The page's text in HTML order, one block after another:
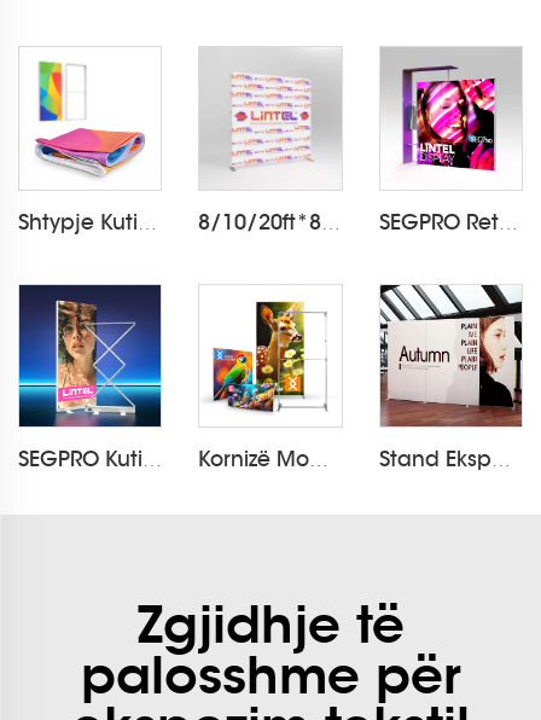
Shtypje Kutie Driteje nga Lënda 8/10/20ft*8ft Prapaskenë me Pëlhurë LT-24Q1 SEGPRO Retail Light Box Booth
SEGPRO Kutia e Dritës Rizharguese të Zbrazëtueshme LT-ALF85ZC Kornizë Modulare Flextile me Tekstil të Palosshëm Stand Ekspozite Modulare Flextile me Tekstil të Palosshëm
Zgjidhje të
palosshme për